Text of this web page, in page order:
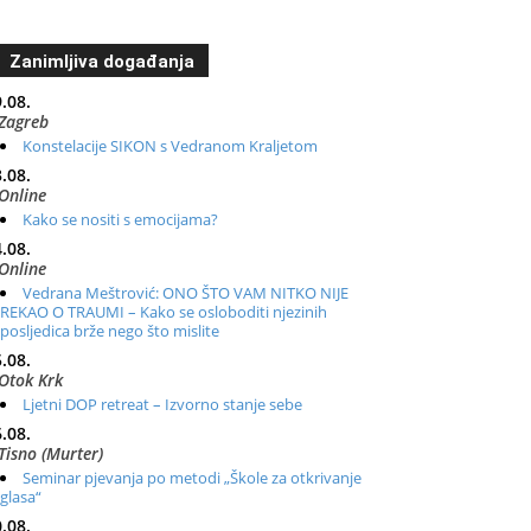
Zanimljiva događanja
Konstelacije SIKON s Vedranom Kraljetom
Online
Kako se nositi s emocijama?
Online
Vedrana Meštrović: ONO ŠTO VAM NITKO NIJE
REKAO O TRAUMI – Kako se osloboditi njezinih
posljedica brže nego što mislite
Otok Krk
Ljetni DOP retreat – Izvorno stanje sebe
Tisno (Murter)
Seminar pjevanja po metodi „Škole za otkrivanje
glasa“